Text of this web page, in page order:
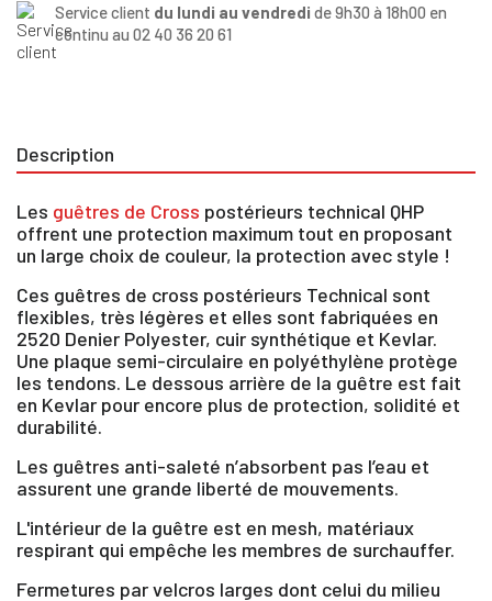
Service client du lundi au vendredi de 9h30 à 18h00 en
continu au 02 40 36 20 61
Description
Les guêtres de Cross postérieurs technical QHP
offrent une protection maximum tout en proposant
un large choix de couleur, la protection avec style !
Ces guêtres de cross postérieurs Technical sont
flexibles, très légères et elles sont fabriquées en
2520 Denier Polyester, cuir synthétique et Kevlar.
Une plaque semi-circulaire en polyéthylène protège
les tendons. Le dessous arrière de la guêtre est fait
en Kevlar pour encore plus de protection, solidité et
durabilité.
Les guêtres anti-saleté n’absorbent pas l’eau et
assurent une grande liberté de mouvements.
L'intérieur de la guêtre est en mesh, matériaux
respirant qui empêche les membres de surchauffer.
Fermetures par velcros larges dont celui du milieu